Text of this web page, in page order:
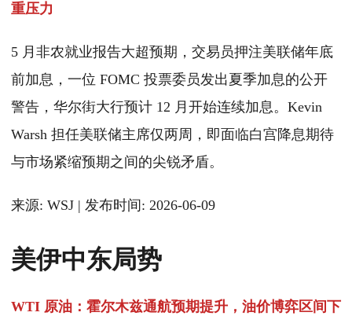
重压力
5 月非农就业报告大超预期，交易员押注美联储年底
前加息，一位 FOMC 投票委员发出夏季加息的公开
警告，华尔街大行预计 12 月开始连续加息。Kevin
Warsh 担任美联储主席仅两周，即面临白宫降息期待
与市场紧缩预期之间的尖锐矛盾。
来源: WSJ | 发布时间: 2026-06-09
美伊中东局势
WTI 原油：霍尔木兹通航预期提升，油价博弈区间下